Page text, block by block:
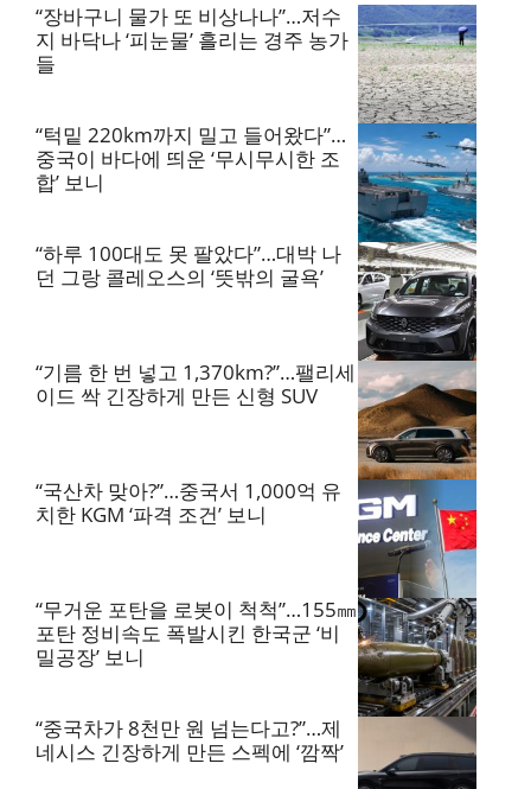
“장바구니 물가 또 비상나나”…저수
지 바닥나 ‘피눈물’ 흘리는 경주 농가
들
“턱밑 220km까지 밀고 들어왔다”…
중국이 바다에 띄운 ‘무시무시한 조
합’ 보니
“하루 100대도 못 팔았다”…대박 나
던 그랑 콜레오스의 ‘뜻밖의 굴욕’
“기름 한 번 넣고 1,370km?”…팰리세
이드 싹 긴장하게 만든 신형 SUV
“국산차 맞아?”…중국서 1,000억 유
치한 KGM ‘파격 조건’ 보니
“무거운 포탄을 로봇이 척척”…155㎜
포탄 정비속도 폭발시킨 한국군 ‘비
밀공장’ 보니
“중국차가 8천만 원 넘는다고?”…제
네시스 긴장하게 만든 스펙에 ‘깜짝’